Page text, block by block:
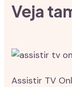
Veja
Assistir TV